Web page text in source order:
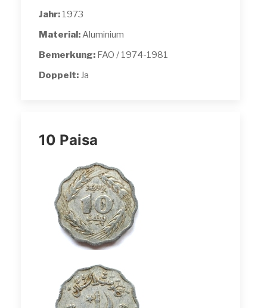
Jahr: 1973
Material:Aluminium
Bemerkung: FAO / 1974-1981
Doppelt: Ja
10 Paisa